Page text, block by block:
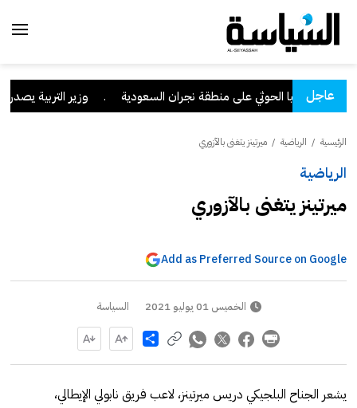
عاجل
ميليشيا الحوثي على منطقة نجران السعودية وزير التربية يصدر
الرئيسية / الرياضية / ميرتينز يتغنى بالآزوري
الرياضية
ميرتينز يتغنى بالآزوري
Add as Preferred Source on Google
الخميس 01 يوليو 2021 السياسة
Share
يشعر الجناح البلجيكي دريس ميرتينز، لاعب فريق نابولي الإيطالي،